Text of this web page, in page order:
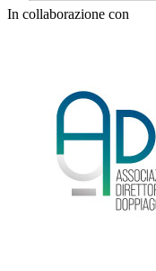
In collaborazione con